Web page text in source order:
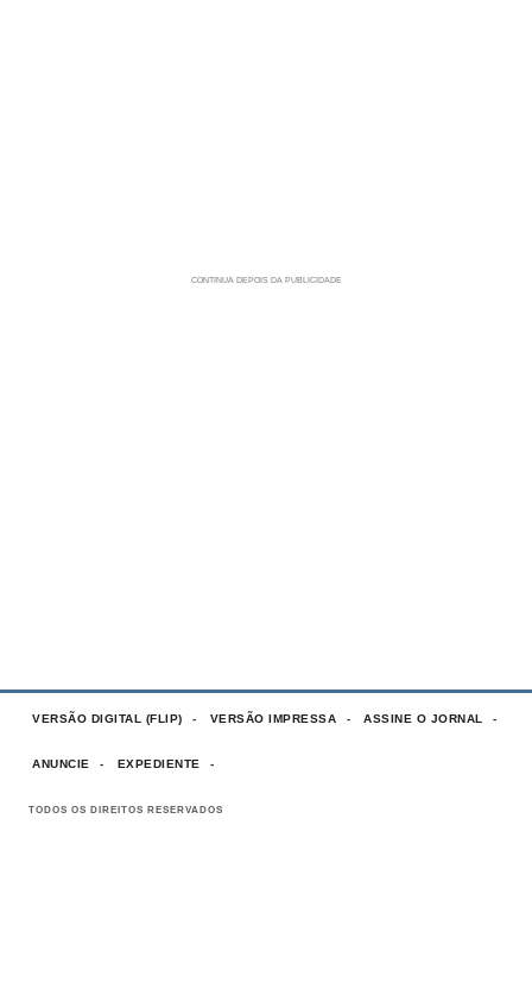
VERSÃO DIGITAL (FLIP) VERSÃO IMPRESSA ASSINE O JORNAL
ANUNCIE EXPEDIENTE
TODOS OS DIREITOS RESERVADOS